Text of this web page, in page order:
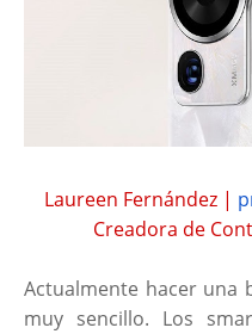
Laureen Fernández |
Creadora de
Actualmente hacer una
muy sencillo. Los